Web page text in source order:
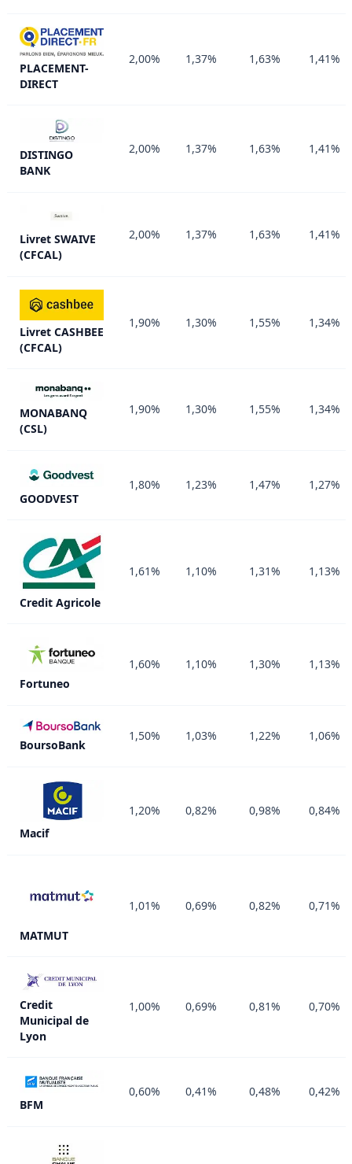
PLACEMENT-
DIRECT
2,00% 1,37% 1,63% 1,41%
DISTINGO
BANK
2,00% 1,37% 1,63% 1,41%
Livret SWAIVE
(CFCAL)
2,00% 1,37% 1,63% 1,41%
Livret CASHBEE
(CFCAL)
1,90% 1,30% 1,55% 1,34%
MONABANQ
(CSL)
1,90% 1,30% 1,55% 1,34%
GOODVEST
1,80% 1,23% 1,47% 1,27%
Credit Agricole
1,61% 1,10% 1,31% 1,13%
Fortuneo
1,60% 1,10% 1,30% 1,13%
BoursoBank
1,50% 1,03% 1,22% 1,06%
Macif
1,20% 0,82% 0,98% 0,84%
MATMUT
1,01% 0,69% 0,82% 0,71%
Credit
Municipal de
Lyon
1,00% 0,69% 0,81% 0,70%
BFM
0,60% 0,41% 0,48% 0,42%